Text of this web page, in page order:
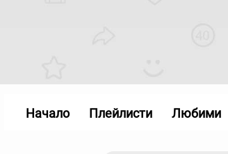
Начало Плейлисти Любими